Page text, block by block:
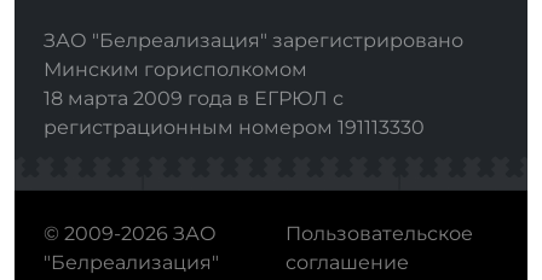
ЗАО "Белреализация" зарегистрировано
Минским горисполкомом
18 марта 2009 года в ЕГРЮЛ с
регистрационным номером 191113330
© 2009-2026 ЗАО
"Белреализация"
Пользовательское
соглашение